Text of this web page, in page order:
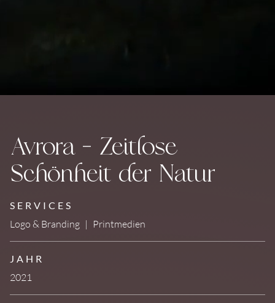
Avrora – Zeitlose
Schönheit der Natur
SERVICES
Logo & Branding | Printmedien
JAHR
2021